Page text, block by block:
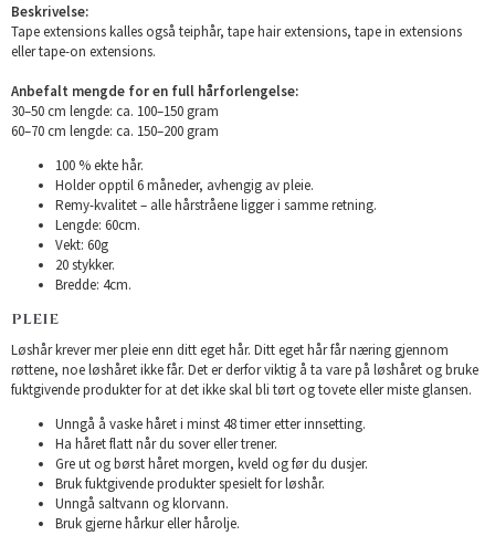
Beskrivelse:
Tape extensions kalles også teiphår, tape hair extensions, tape in extensions
eller tape-on extensions.
Anbefalt mengde for en full hårforlengelse:
30–50 cm lengde: ca. 100–150 gram
60–70 cm lengde: ca. 150–200 gram
100 % ekte hår.
Holder opptil 6 måneder, avhengig av pleie.
Remy-kvalitet – alle hårstråene ligger i samme retning.
Lengde: 60cm.
Vekt: 60g
20 stykker.
Bredde: 4cm.
PLEIE
Løshår krever mer pleie enn ditt eget hår. Ditt eget hår får næring gjennom
røttene, noe løshåret ikke får. Det er derfor viktig å ta vare på løshåret og bruke
fuktgivende produkter for at det ikke skal bli tørt og tovete eller miste glansen.
Unngå å vaske håret i minst 48 timer etter innsetting.
Ha håret flatt når du sover eller trener.
Gre ut og børst håret morgen, kveld og før du dusjer.
Bruk fuktgivende produkter spesielt for løshår.
Unngå saltvann og klorvann.
Bruk gjerne hårkur eller hårolje.